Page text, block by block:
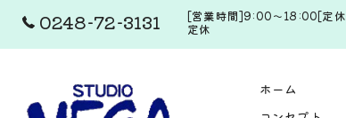
0248-72-3131 [営業時間]9:00～18:00[定
定休
ホーム